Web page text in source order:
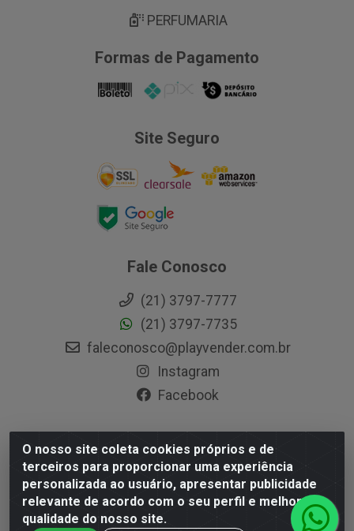
O nosso site coleta cookies próprios e de
terceiros para proporcionar uma experiência
personalizada ao usuário, apresentar publicidade
relevante de acordo com o seu perfil e melhorar a
qualidade do nosso site.
PERFUMARIA
Formas de Pagamento
Site Seguro
Fale Conosco
(21) 3797-7777
(21) 3797-7735
faleconosco@playvender.com.br
Instagram
Facebook
Playvender Distribuidora - Avenida Ana Dantas, 183- Xerém -
Duque de Caxias / RJ - CEP 25250-415 - CNPJ
05.762.204/0001-83